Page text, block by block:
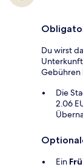
Du wirst
Gebühren
Die
2.06
Ein